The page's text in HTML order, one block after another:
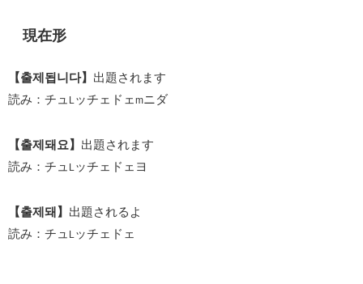
現在形
【출제됩니다】 出題されます
読み：チュ
ッチェドェ mニダ
【출제돼요】 出題されます
読み：チュ
ッチェドェヨ
【출제돼】 出題されるよ
読み：チュ
ッチェドェ